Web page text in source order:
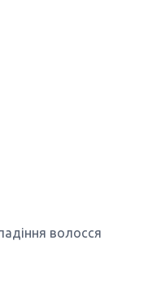
волосся